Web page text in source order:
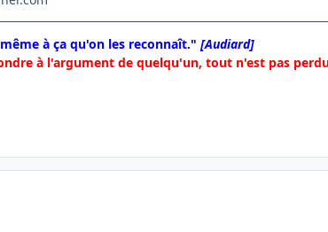
à ça qu'on les reconnaît." [Audiard]
à l'argument de quelqu'un, tout n'est pas